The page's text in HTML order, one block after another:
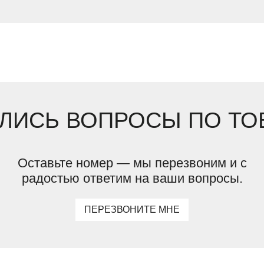
ВОПРОСЫ ПО
Оставьте номер — мы перезвоним и с
радостью ответим на ваши вопросы.
ПЕРЕЗВОНИТЕ МНЕ